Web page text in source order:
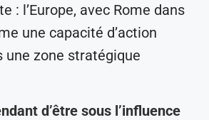
: l’Europe, avec Rome dans
une capacité d’action
une zone stratégique
d’être sous l’influence